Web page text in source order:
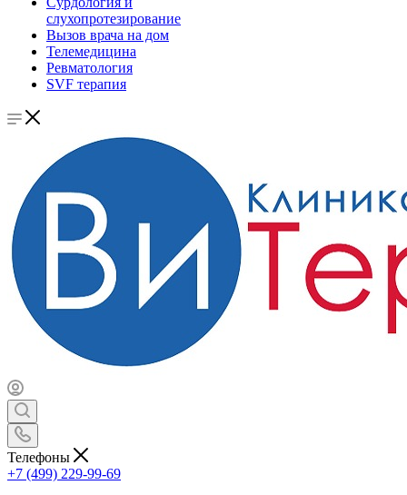
слухопротезирование
Вызов врача на дом
Телемедицина
Ревматология
SVF терапия
Телефоны
+7 (499) 229-99-69